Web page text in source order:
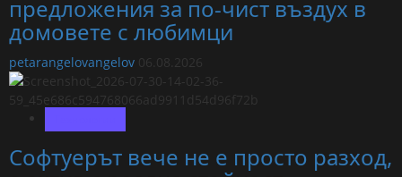
предложения за по-чист въздух в
домовете с любимци
petarangelovangelov 06.08.2026
Софтуерът вече не е просто разход,